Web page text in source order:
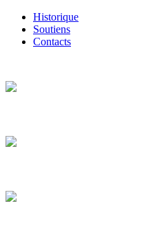
Historique
Soutiens
Contacts